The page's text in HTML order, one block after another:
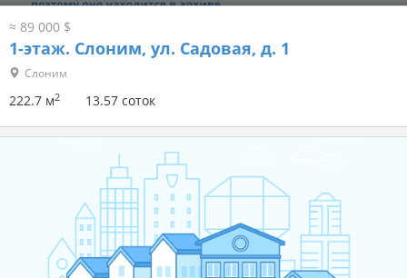
≈ 89 000 $
1-этаж. Слоним, ул. Садовая, д. 1
Слоним
222.7 м2 13.57 соток